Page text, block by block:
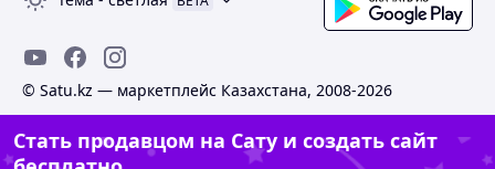
© Satu.kz — маркетплейс Казахстана, 2008-2026
Стать продавцом на Сату и создать сайт